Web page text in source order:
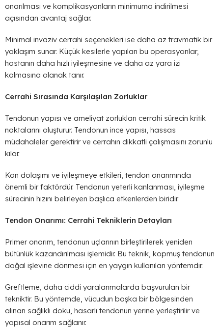
onarılması ve komplikasyonların minimuma indirilmesi
açısından avantaj sağlar.
Minimal invaziv cerrahi seçenekleri ise daha az travmatik bir
yaklaşım sunar. Küçük kesilerle yapılan bu operasyonlar,
hastanın daha hızlı iyileşmesine ve daha az yara izi
kalmasına olanak tanır.
Cerrahi Sırasında Karşılaşılan Zorluklar
Tendonun yapısı ve ameliyat zorlukları cerrahi sürecin kritik
noktalarını oluşturur. Tendonun ince yapısı, hassas
müdahaleler gerektirir ve cerrahın dikkatli çalışmasını zorunlu
kılar.
Kan dolaşımı ve iyileşmeye etkileri, tendon onarımında
önemli bir faktördür. Tendonun yeterli kanlanması, iyileşme
sürecinin hızını belirleyen başlıca etkenlerden biridir.
Tendon Onarımı: Cerrahi Tekniklerin Detayları
Primer onarım, tendonun uçlarının birleştirilerek yeniden
bütünlük kazandırılması işlemidir. Bu teknik, kopmuş tendonun
doğal işlevine dönmesi için en yaygın kullanılan yöntemdir.
Greftleme, daha ciddi yaralanmalarda başvurulan bir
tekniktir. Bu yöntemde, vücudun başka bir bölgesinden
alınan sağlıklı doku, hasarlı tendonun yerine yerleştirilir ve
yapısal onarım sağlanır.